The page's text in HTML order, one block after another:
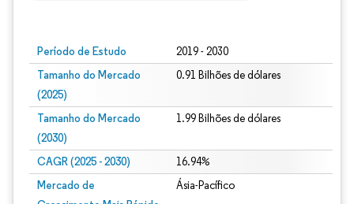
Período de Estudo 2019 - 2030
Tamanho do Mercado
(2025)
0.91 Bilhões de dólares
Tamanho do Mercado
(2030)
1.99 Bilhões de dólares
CAGR (2025 - 2030) 16.94%
Mercado de
Ásia-Pacífico